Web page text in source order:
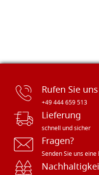
Rufen Sie
+49 444 659 513
Lieferung
schnell und sicher
Fragen?
Senden Sie uns eine